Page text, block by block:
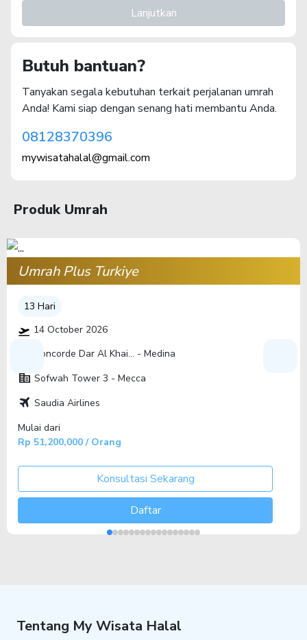
Lanjutkan
Butuh bantuan?
Tanyakan segala kebutuhan terkait perjalanan umrah
Anda! Kami siap dengan senang hati membantu Anda.
08128370396
mywisatahalal@gmail.com
Produk Umrah
Umrah Plus Turkiye
13 Hari
14 October 2026
Concorde Dar Al Khai... - Medina
corporate_fare Sofwah Tower 3 - Mecca
travel Saudia Airlines
Mulai dari
Rp 51,200,000 / Orang
Konsultasi Sekarang
Daftar
Tentang My Wisata Halal